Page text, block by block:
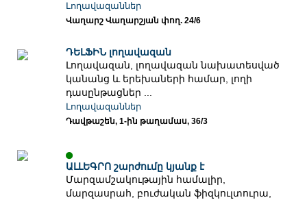
Լողավազաններ
Վաղարշ Վաղարշյան փող. 24/6
ԴԵԼՖԻՆ լողավազան
Լողավազան, լողավազան նախատեսված
կանանց և երեխաների համար, լողի
դասընթացներ ...
Լողավազաններ
Դավթաշեն, 1-ին թաղամաս, 36/3
ԱԼԼԵԳՐՈ շարժումը կյանք է
Մարզամշակութային համալիր,
մարզասրահ, բուժական ֆիզկուլտուրա,